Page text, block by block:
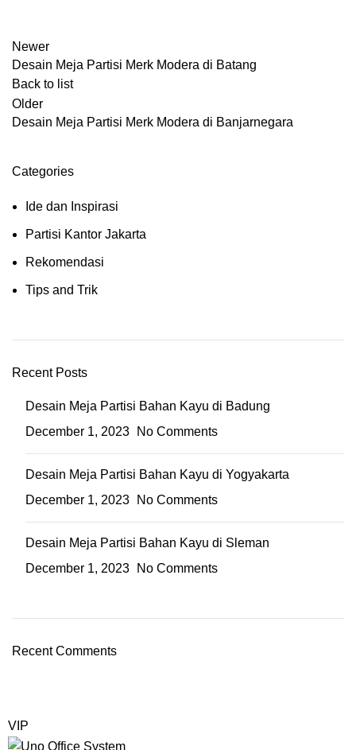
Newer
Desain Meja Partisi Merk Modera di Batang
Back to list
Older
Desain Meja Partisi Merk Modera di Banjarnegara
Categories
Ide dan Inspirasi
Partisi Kantor Jakarta
Rekomendasi
Tips and Trik
Recent Posts
Desain Meja Partisi Bahan Kayu di Badung
December 1, 2023
No Comments
Desain Meja Partisi Bahan Kayu di Yogyakarta
December 1, 2023
No Comments
Desain Meja Partisi Bahan Kayu di Sleman
December 1, 2023
No Comments
Recent Comments
VIP